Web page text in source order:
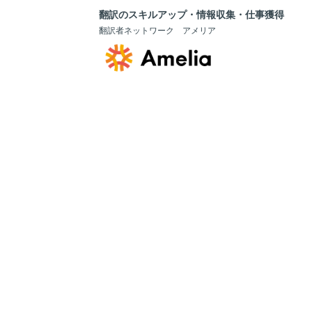
翻訳のスキルアップ・情報収集・仕事獲得
翻訳者ネットワーク アメリア